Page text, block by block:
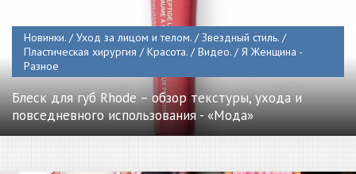
Новинки. / Уход за лицом и телом. / Звездный стиль. /
Пластическая хирургия / Красота. / Видео. / Я Женщина -
Разное
Блеск для губ Rhode – обзор текстуры, ухода и
повседневного использования - «Мода»